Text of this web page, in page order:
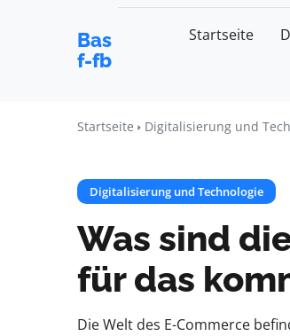
Bas
f-fb
Startseite
Startseite Digitalisierung und
Digitalisierung und Technologie
Was sind
für das
Die Welt des E-Commerce